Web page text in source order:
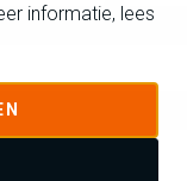
informatie, lees